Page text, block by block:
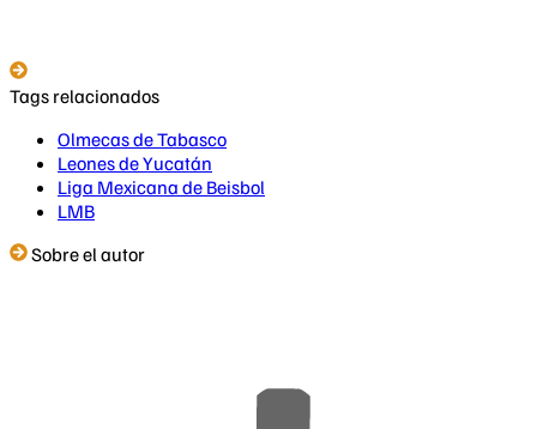
Tags relacionados
Olmecas de Tabasco
Leones de Yucatán
Liga Mexicana de Beisbol
LMB
Sobre el autor